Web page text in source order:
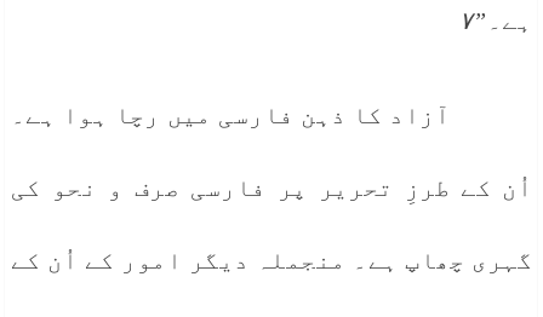
ہے۔”۷
آزاد کا ذہن فارسی میں رچا ہوا ہے۔
اُن کے طرزِ تحریر پر فارسی صرف و نحو کی
گہری چھاپ ہے۔ منجملہ دیگر امور کے اُن کے